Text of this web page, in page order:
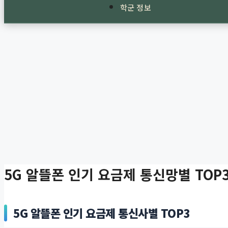
학군 정보
5G 알뜰폰 인기 요금제 통신망별
5G 알뜰폰 인기 요금제 통신사별 TOP3